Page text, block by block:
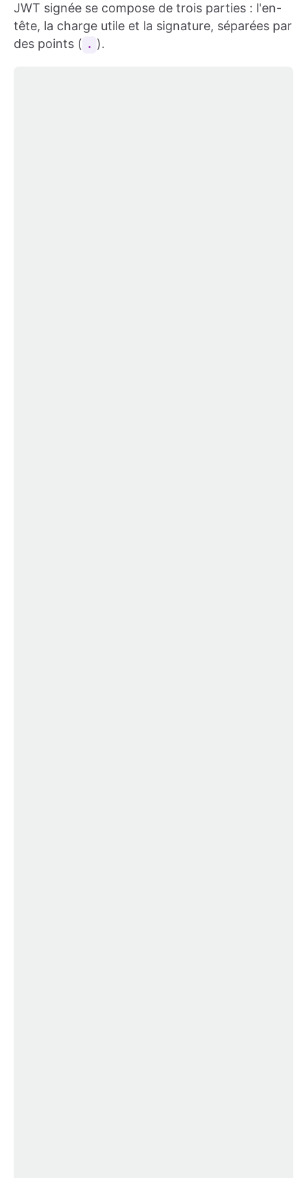
JWT signée se compose de trois parties : l'en-
tête, la charge utile et la signature, séparées par
des points ( . ).